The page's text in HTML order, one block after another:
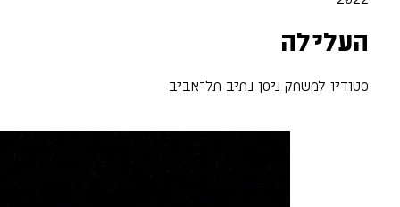
סטודיו למשחק ניסן נתיב תל־אביב
העלילה